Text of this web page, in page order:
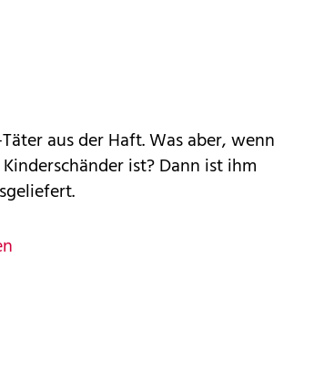
aus der Haft. Was aber, wenn
ist? Dann ist ihm